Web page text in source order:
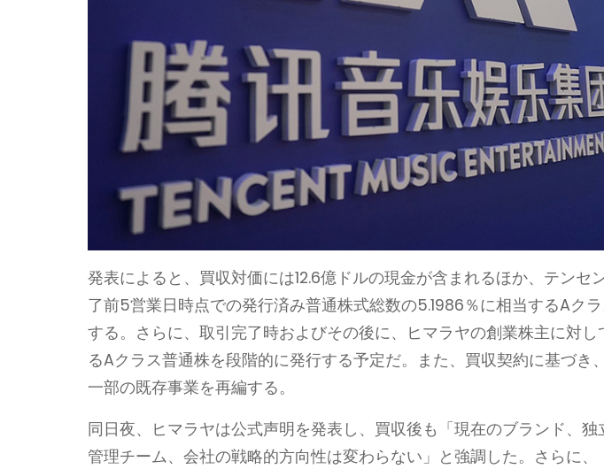
発表によると、買収対価には12.6億ドルの現金が含まれるほか、テンセ
了前5営業日時点での発行済み普通株式総数の5.1986％に相当するAク
する。さらに、取引完了時およびその後に、ヒマラヤの創業株主に対
るAクラス普通株を段階的に発行する予定だ。また、買収契約に基づき
一部の既存事業を再編する。
同日夜、ヒマラヤは公式声明を発表し、買収後も「現在のブランド、
管理チーム、会社の戦略的方向性は変わらない」と強調した。さらに